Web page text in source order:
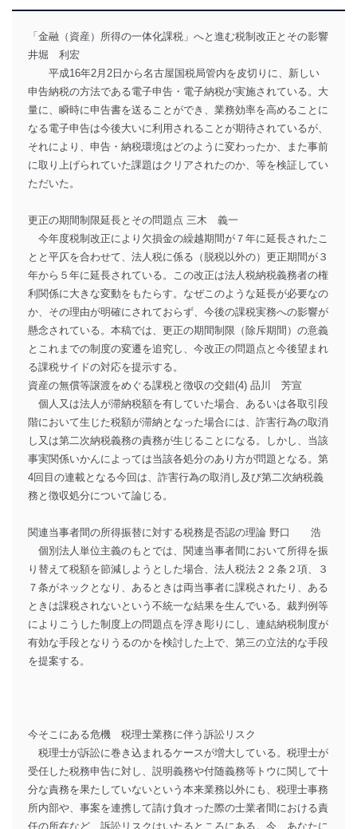
「金融（資産）所得の一体化課税」へと進む税制改正とその影響
井堀 利宏
平成16年2月2日から名古屋国税局管内を皮切りに、新しい
申告納税の方法である電子申告・電子納税が実施されている。大
量に、瞬時に申告書を送ることができ、業務効率を高めることに
なる電子申告は今後大いに利用されることが期待されているが、
それにより、申告・納税環境はどのように変わったか、また事前
に取り上げられていた課題はクリアされたのか、等を検証してい
ただいた。
更正の期間制限延長とその問題点 三木 義一
今年度税制改正により欠損金の繰越期間が７年に延長されたこ
とと平仄を合わせて、法人税に係る（脱税以外の）更正期間が３
年から５年に延長されている。この改正は法人税納税義務者の権
利関係に大きな変動をもたらす。なぜこのような延長が必要なの
か、その理由が明確にされておらず、今後の課税実務への影響が
懸念されている。本稿では、更正の期間制限（除斥期間）の意義
とこれまでの制度の変遷を追究し、今改正の問題点と今後望まれ
る課税サイドの対応を提示する。
資産の無償等譲渡をめぐる課税と徴収の交錯(4) 品川 芳宣
個人又は法人が滞納税額を有していた場合、あるいは各取引段
階において生じた税額が滞納となった場合には、詐害行為の取消
し又は第二次納税義務の責務が生じることになる。しかし、当該
事実関係いかんによっては当該各処分のあり方が問題となる。第
4回目の連載となる今回は、詐害行為の取消し及び第二次納税義
務と徴収処分について論じる。
関連当事者間の所得振替に対する税務是否認の理論 野口 浩
個別法人単位主義のもとでは、関連当事者間において所得を振
り替えて税額を節減しようとした場合、法人税法２２条２項、３
７条がネックとなり、あるときは両当事者に課税されたり、ある
ときは課税されないという不統一な結果を生んでいる。裁判例等
によりこうした制度上の問題点を浮き彫りにし、連結納税制度が
有効な手段となりうるのかを検討した上で、第三の立法的な手段
を提案する。
今そこにある危機 税理士業務に伴う訴訟リスク
税理士が訴訟に巻き込まれるケースが増大している。税理士が
受任した税務申告に対し、説明義務や付随義務等トウに関して十
分な責務を果たしていないという本来業務以外にも、税理士事務
所内部や、事案を連携して請け負オった際の士業者間における責
任の所在など、訴訟リスクはいたるところにある。今、あなたに